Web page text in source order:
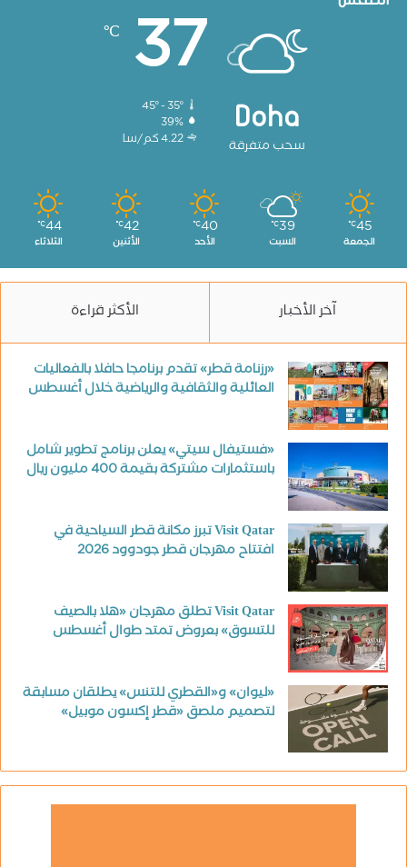
Doha
سحب متفرقة
37
℃
45º - 35º
39%
4.22 كم/سا
45
℃
الجمعة
39
℃
السبت
40
℃
الأحد
42
℃
الأثنين
44
℃
الثلاثاء
آخر الأخبار الأكثر قراءة
«رزنامة قطر» تقدم برنامجا حافلا بالفعاليات
العائلية والثقافية والرياضية خلال أغسطس
«فستيفال سيتي» يعلن برنامج تطوير شامل
باستثمارات مشتركة بقيمة 400 مليون ريال
Visit Qatar تبرز مكانة قطر السياحية في
افتتاح مهرجان قطر جودوود 2026
Visit Qatar تطلق مهرجان «هلا بالصيف
للتسوق» بعروض تمتد طوال أغسطس
«ليوان» و«القطري للتنس» يطلقان مسابقة
لتصميم ملصق «قطر إكسون موبيل»